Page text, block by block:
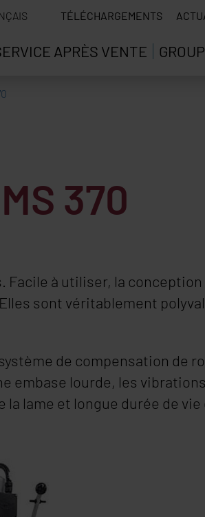
TÉLÉCHARGEMENTS
APRÈS VENTE
370
Facile à utiliser, la
sont véritablement
de compensation de
embase lourde, les
lame et longue durée de vie